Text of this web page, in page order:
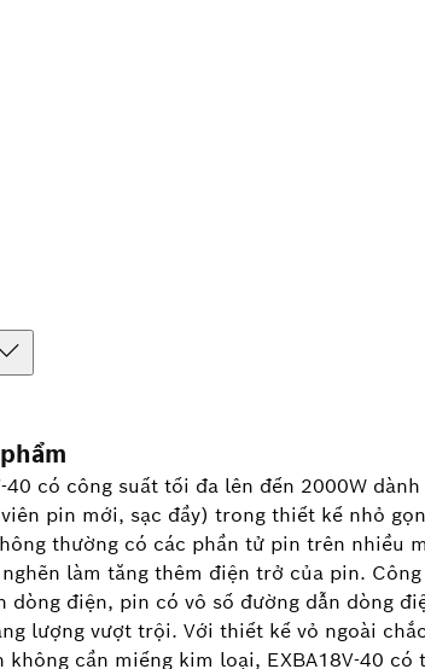
40 có công suất tối đa lên đến 2000W
pin mới, sạc đầy) trong thiết kế nhỏ
thường có các phần tử pin trên nhiều
làm tăng thêm điện trở của pin.
dòng điện, pin có vô số đường dẫn dòng
lượng vượt trội. Với thiết kế vỏ ngoài
không cần miếng kim loại, EXBA18V-40